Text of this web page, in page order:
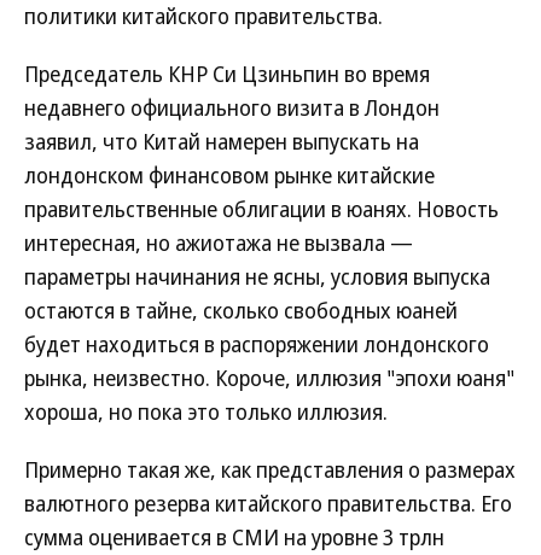
политики китайского правительства.
Председатель КНР Си Цзиньпин во время
недавнего официального визита в Лондон
заявил, что Китай намерен выпускать на
лондонском финансовом рынке китайские
правительственные облигации в юанях. Новость
интересная, но ажиотажа не вызвала —
параметры начинания не ясны, условия выпуска
остаются в тайне, сколько свободных юаней
будет находиться в распоряжении лондонского
рынка, неизвестно. Короче, иллюзия "эпохи юаня"
хороша, но пока это только иллюзия.
Примерно такая же, как представления о размерах
валютного резерва китайского правительства. Его
сумма оценивается в СМИ на уровне 3 трлн